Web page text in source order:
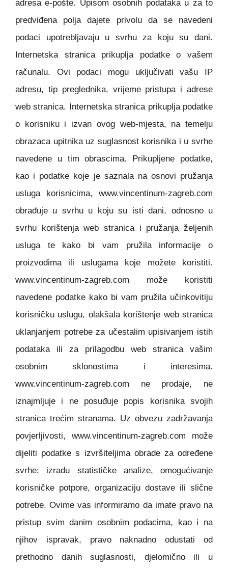
adresa e-pošte. Upisom osobnih podataka u za to
predviđena polja dajete privolu da se navedeni
podaci upotrebljavaju u svrhu za koju su dani.
Internetska stranica prikuplja podatke o vašem
računalu. Ovi podaci mogu uključivati vašu IP
adresu, tip preglednika, vrijeme pristupa i adrese
web stranica. Internetska stranica prikuplja podatke
o korisniku i izvan ovog web-mjesta, na temelju
obrazaca upitnika uz suglasnost korisnika i u svrhe
navedene u tim obrascima. Prikupljene podatke,
kao i podatke koje je saznala na osnovi pružanja
usluga korisnicima, www.vincentinum-zagreb.com
obrađuje u svrhu u koju su isti dani, odnosno u
svrhu korištenja web stranica i pružanja željenih
usluga te kako bi vam pružila informacije o
proizvodima ili uslugama koje možete koristiti.
www.vincentinum-zagreb.com može koristiti
navedene podatke kako bi vam pružila učinkovitiju
korisničku uslugu, olakšala korištenje web stranica
uklanjanjem potrebe za učestalim upisivanjem istih
podataka ili za prilagodbu web stranica vašim
osobnim sklonostima i interesima.
www.vincentinum-zagreb.com ne prodaje, ne
iznajmljuje i ne posuđuje popis korisnika svojih
stranica trećim stranama. Uz obvezu zadržavanja
povjerljivosti, www.vincentinum-zagreb.com može
dijeliti podatke s izvršiteljima obrade za određene
svrhe: izradu statističke analize, omogućivanje
korisničke potpore, organizaciju dostave ili slične
potrebe. Ovime vas informiramo da imate pravo na
pristup svim danim osobnim podacima, kao i na
njihov ispravak, pravo naknadno odustati od
prethodno danih suglasnosti, djelomično ili u